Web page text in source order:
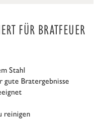
FÜR BRATFEUER
Stahl
gute Bratergebnisse
reinigen